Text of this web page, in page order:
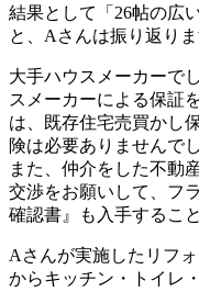
結果として「26帖の広
と、Aさんは振り返りま
大手ハウスメーカーで
スメーカーによる保証
は、既存住宅売買かし
険は必要ありませんでし
また、仲介をした不動
交渉をお願いして、フ
確認書』も入手するこ
Aさんが実施したリフ
からキッチン・トイレ